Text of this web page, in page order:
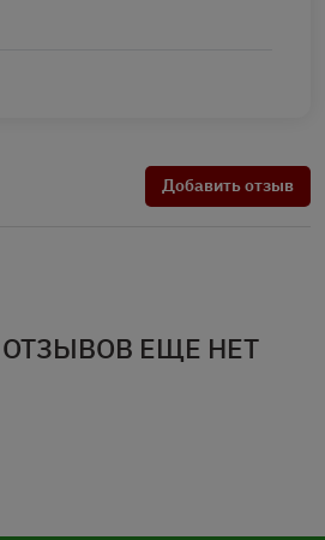
Добавить отзыв
ОТЗЫВОВ ЕЩЕ НЕТ